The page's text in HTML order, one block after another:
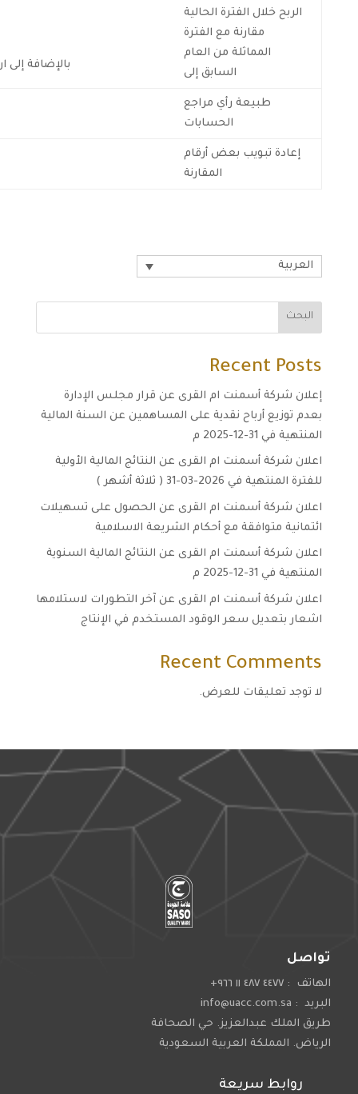
الربح خلال الفترة الحالية
مقارنة مع الفترة
المماثلة من العام
السابق إلى
بالإضافة إلى
طبيعة رأي مراجع
الحسابات
إعادة تبويب بعض أرقام
المقارنة
العربية
البحث
Recent Posts
إعلان شركة أسمنت ام القرى عن قرار مجلس الإدارة
بعدم توزيع أرباح نقدية على المساهمين عن السنة المالية
المنتهية في 31-12-2025 م
اعلان شركة أسمنت ام القرى عن النتائج المالية الأولية
للفترة المنتهية في 2026-03-31 ( ثلاثة أشهر )
اعلان شركة أسمنت ام القرى عن الحصول على تسهيلات
ائتمانية متوافقة مع أحكام الشريعة الاسلامية
اعلان شركة أسمنت ام القرى عن النتائج المالية السنوية
المنتهية في 31-12-2025 م
اعلان شركة أسمنت ام القرى عن آخر التطورات لاستلامها
اشعار بتعديل سعر الوقود المستخدم في الإنتاج
Recent Comments
لا توجد تعليقات للعرض.
تواصل
الهاتف : ٤٤٧٧ ٤٨٧ ١١ ٩٦٦+
البريد : info@uacc.com.sa
طريق الملك عبدالعزيز. حي الصحافة
الرياض. المملكة العربية السعودية
روابط سريعة